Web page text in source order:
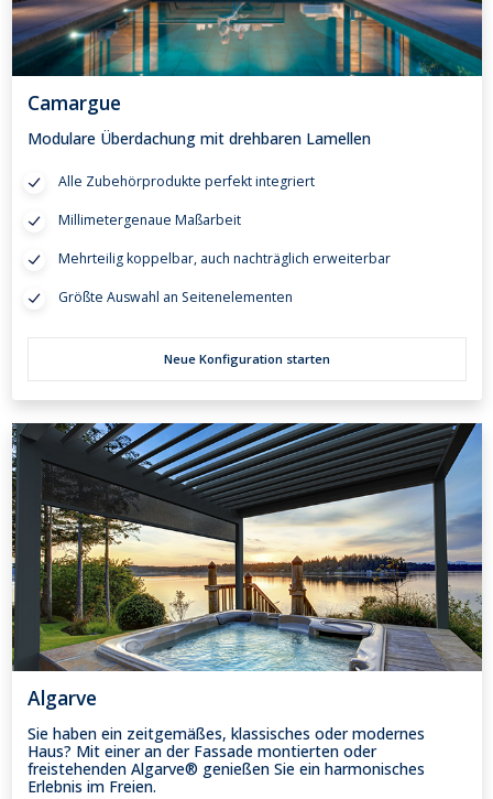
Camargue
Modulare Überdachung mit drehbaren Lamellen
Alle Zubehörprodukte perfekt integriert
Millimetergenaue Maßarbeit
Mehrteilig koppelbar, auch nachträglich erweiterbar
Größte Auswahl an Seitenelementen
Neue Konfiguration starten
Algarve
Sie haben ein zeitgemäßes, klassisches oder modernes
Haus? Mit einer an der Fassade montierten oder
freistehenden Algarve® genießen Sie ein harmonisches
Erlebnis im Freien.